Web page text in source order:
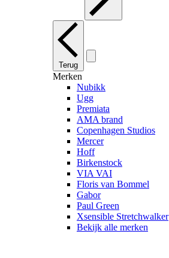
Terug
Merken
Nubikk
Ugg
Premiata
AMA brand
Copenhagen Studios
Mercer
Hoff
Birkenstock
VIA VAI
Floris van Bommel
Gabor
Paul Green
Xsensible Stretchwalker
Bekijk alle merken